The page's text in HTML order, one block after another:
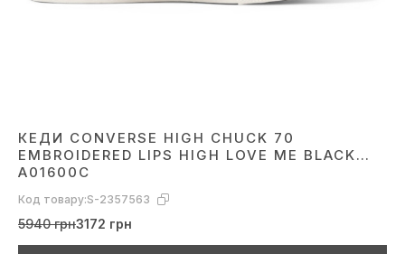
КЕДИ CONVERSE HIGH CHUCK 70
EMBROIDERED LIPS HIGH LOVE ME BLACK
A01600C
Код товару:S-2357563
5940 грн3172 грн